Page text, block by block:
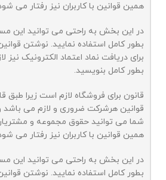
همین قوانین با کاربران نیز رفتار می
در این بخش به راحتی می توانید این
بطور کامل استفاده نمایید. نوشتن
برای دریافت نماد اعتماد الکترونیک نیز
بطور کامل بنویسید.
قانون برای فروشگاه لازم است زیرا طبق
قوانین هرشرکت ضروری و لازم می باشد
شما می توانید حقوق مجموعه و
همین قوانین با کاربران نیز رفتار می
در این بخش به راحتی می توانید این
بطور کامل استفاده نمایید. نوشتن